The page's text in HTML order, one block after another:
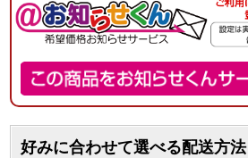
好みに合わせて選べる配送方法